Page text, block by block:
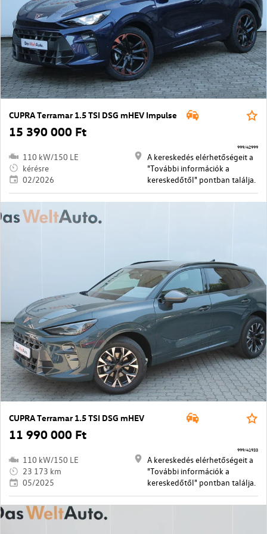
CUPRA Terramar 1.5 TSI DSG mHEV Impulse
15 390 000 Ft
110 kW/150 LE
kérésre
02/2026
A kereskedés elérhetőségeit a
"További információk a
kereskedőtől" pontban találja.
999/42999
CUPRA Terramar 1.5 TSI DSG mHEV
11 990 000 Ft
110 kW/150 LE
23 173 km
05/2025
A kereskedés elérhetőségeit a
"További információk a
kereskedőtől" pontban találja.
999/41933